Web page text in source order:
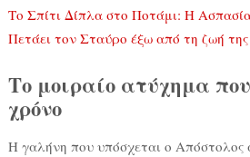
Το Σπίτι Δίπλα στο Ποτάμι: Η
Πετάει τον Σταύρο έξω από τη ζωή της
Το μοιραίο ατύχημα
χρόνο
Η γαλήνη που υπόσχεται ο Απόστολος